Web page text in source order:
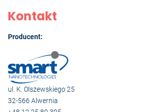
Kontakt
Producent:
ul. K. Olszewskiego 25
32-566 Alwernia